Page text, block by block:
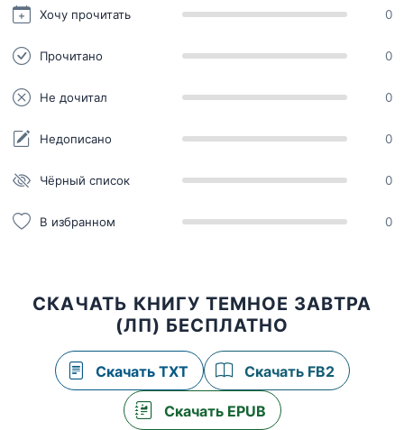
Хочу прочитать 0
Прочитано 0
Не дочитал 0
Недописано 0
Чёрный список 0
В избранном 0
СКАЧАТЬ КНИГУ ТЕМНОЕ ЗАВТРА
(ЛП) БЕСПЛАТНО
Скачать TXT Скачать FB2
Скачать EPUB